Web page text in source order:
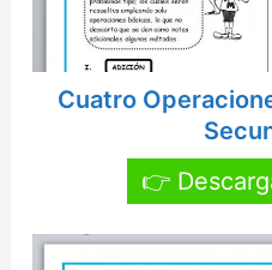
Cuatro
👉